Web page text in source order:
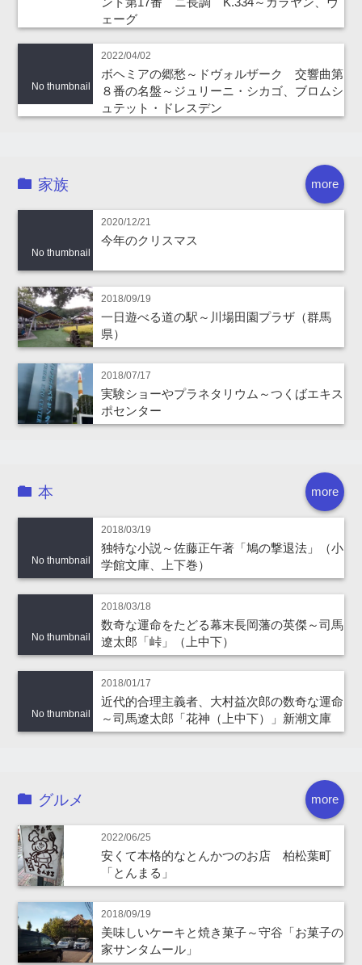
ェーグ
No thumbnail
2022/04/02
ボヘミアの郷愁～ドヴォルザーク 交響曲第
８番の名盤～ジュリーニ・シカゴ、ブロムシ
ュテット・ドレスデン
more
家族
No thumbnail
2020/12/21
今年のクリスマス
2018/09/19
一日遊べる道の駅～川場田園プラザ（群馬
県）
2018/07/17
実験ショーやプラネタリウム～つくばエキス
ポセンター
more
本
No thumbnail
2018/03/19
独特な小説～佐藤正午著「鳩の撃退法」（小
学館文庫、上下巻）
No thumbnail
2018/03/18
数奇な運命をたどる幕末長岡藩の英傑～司馬
遼太郎「峠」（上中下）
No thumbnail
2018/01/17
近代的合理主義者、大村益次郎の数奇な運命
～司馬遼太郎「花神（上中下）」新潮文庫
more
グルメ
2022/06/25
安くて本格的なとんかつのお店 柏松葉町
「とんまる」
2018/09/19
美味しいケーキと焼き菓子～守谷「お菓子の
家サンタムール」